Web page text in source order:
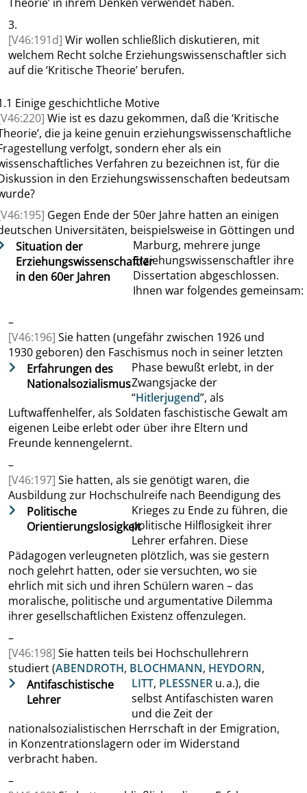
3.
[V46:191d] Wirwollen schließlich diskutieren, mit
welchem Recht solche Erziehungswissenschaftler sich
auf die‘Kritische Theorie’berufen.
Einige geschichtliche Motive
Wie ist es dazu gekommen, daß die‘Kritische
’, die ja keine genuin erziehungswissenschaftliche
verfolgt, sondern eher als ein
Verfahren zu bezeichnen ist, für die
in den Erziehungs­wissenschaften bedeutsam
Gegen Ende der 50er Jahre hatten an einigen
Situation der
Erziehungswissenschaftler
in den 60er Jahren
Universitäten, beispielsweise in Göttingen und
Marburg, mehrere junge
Erziehungswissenschaftler ihre
Dissertation abgeschlossen.
Ihnen war folgendes gemeinsam:
–
[V46:196] Sie hatten (ungefähr zwischen 1926 und
1930geboren)
Erfahrungen des
Nationalsozialismus
den Faschismus noch in seiner letzten
Phase bewußt erlebt, in der
Zwangsjacke der
“Hitlerjugend”, als
Luftwaffenhelfer, als Soldaten faschistische Gewalt am
eigenen Leibe erlebt oder über ihre Eltern und
Freundekennengelernt.
–
[V46:197] Sie hatten, als sie genötigt waren, die
Ausbildung zur
Politische
Orientierungslosigkeit
Hochschulreife nach Beendigung des
Krieges zu Ende zu führen, die
politische Hilflosigkeit ihrer
Lehrer erfahren. Diese
Pädagogen verleugneten plötzlich, was sie gestern
noch gelehrt hatten, oder sie versuchten, wo sie
ehrlich mit sich und ihren Schülern waren – das
moralische, politische und argumentative Dilemma
ihrer gesellschaftlichen Existenz offenzulegen.
–
[V46:198] Sie hatten teils bei Hochschullehrern
studiert
Antifaschistische
Lehrer
(ABENDROTH, BLOCHMANN, HEYDORN,
LITT, PLESSNERu. a.), die
selbst Antifaschisten waren
und die Zeit der
nationalsozialistischen Herrschaft in der Emigration,
in Konzentrationslagern oder im Widerstand
verbracht haben.
–